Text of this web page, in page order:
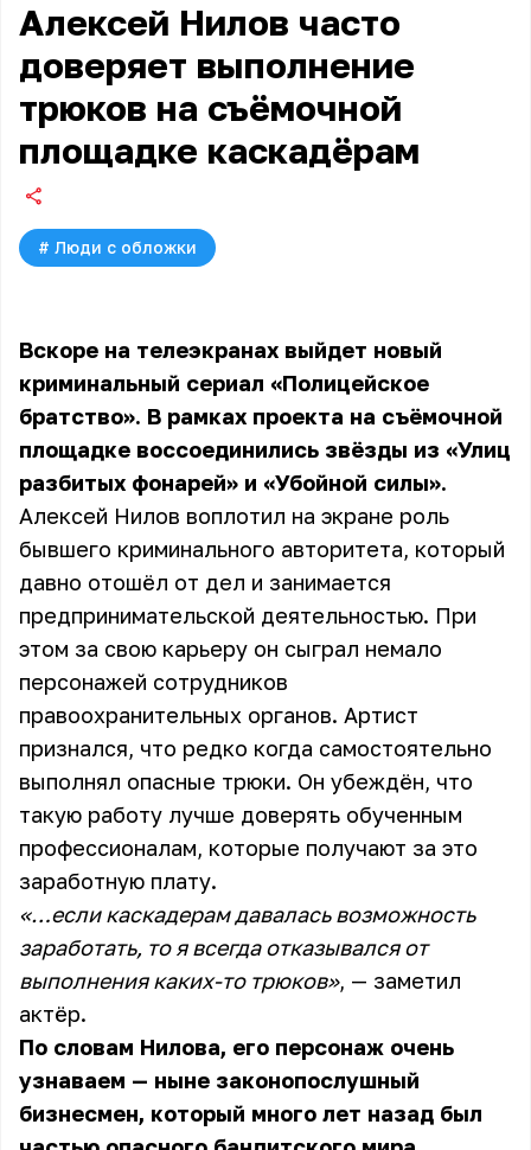
Алексей Нилов часто
доверяет выполнение
трюков на съёмочной
площадке каскадёрам
# Люди с обложки
Вскоре на телеэкранах выйдет новый
криминальный сериал «Полицейское
братство». В рамках проекта на съёмочной
площадке воссоединились звёзды из «Улиц
разбитых фонарей» и «Убойной силы».
Алексей Нилов воплотил на экране роль
бывшего криминального авторитета, который
давно отошёл от дел и занимается
предпринимательской деятельностью. При
этом за свою карьеру он сыграл немало
персонажей сотрудников
правоохранительных органов. Артист
признался, что редко когда самостоятельно
выполнял опасные трюки. Он убеждён, что
такую работу лучше доверять обученным
профессионалам, которые получают за это
заработную плату.
«…если каскадерам давалась возможность
заработать, то я всегда отказывался от
выполнения каких-то трюков», — заметил
актёр.
По словам Нилова, его персонаж очень
узнаваем — ныне законопослушный
бизнесмен, который много лет назад был